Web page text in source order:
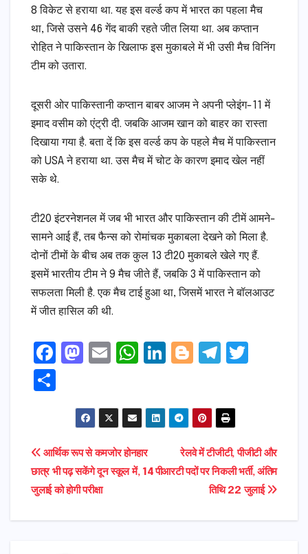
8 विकेट से हराया था. यह इस वर्ल्ड कप में भारत का पहला मैच
था, जिसे उसने 46 गेंद बाकी रहते जीत लिया था. अब कप्तान
रोहित ने पाकिस्तान के खिलाफ इस मुकाबले में भी उसी मैच विनिंग
टीम को उतारा.
दूसरी ओर पाकिस्तानी कप्तान बाबर आजम ने अपनी प्लेइंग-11 में
इमाद वसीम को एंट्री दी. जबकि आजम खान को बाहर का रास्ता
दिखाया गया है. बता दें कि इस वर्ल्ड कप के पहले मैच में पाकिस्तान
को USA ने हराया था. उस मैच में चोट के कारण इमाद खेल नहीं
सके थे.
टी20 इंटरनेशनल में जब भी भारत और पाकिस्तान की टीमें आमने-
सामने आई हैं, तब फैन्स को रोमांचक मुकाबला देखने को मिला है.
दोनों टीमों के बीच अब तक कुल 13 टी20 मुकाबले खेले गए हैं.
इसमें भारतीय टीम ने 9 मैच जीते हैं, जबकि 3 में पाकिस्तान को
सफलता मिली है. एक मैच टाई हुआ था, जिसमें भारत ने बॉलआउट
में जीत हासिल की थी.
F
o
o
M
t
d
o
E
l
W
ts
p
Li
e
n
Bl
g
r
T
gr
m r
ar
e
Post
navigation
रेलवे में टीजीटी, पीजीटी और
पीआरटी पदों पर निकली भर्ती, अंतिम
तिथि 22 जुलाई
आर्थिक रूप से कमजोर होनहार
छात्र भी पढ़ सकेंगे दून स्कूल में, 14
जुलाई को होगी परीक्षा